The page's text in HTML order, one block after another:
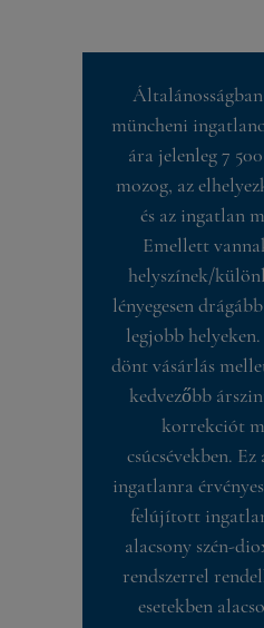
müncheni
ára jelenleg 7
mozog, az
és az ingatlan
Emellett
helyszínek/
lényegesen
legjobb
dönt vásárlás
kedvezőbb
korrekciót
csúcsévekben.
ingatlanra
felújított
alacsony szén-
rendszerrel
esetekben